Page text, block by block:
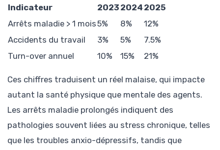
Indicateur 2023 2024 2025
Arrêts maladie > 1 mois5% 8%
12%
Accidents du travail
3% 5%
7.5%
Turn-over annuel
10% 15% 21%
Ces chiffres traduisent un réel malaise, qui impacte
autant la santé physique que mentale des agents.
Les arrêts maladie prolongés indiquent des
pathologies souvent liées au stress chronique, telles
que les troubles anxio-dépressifs, tandis que